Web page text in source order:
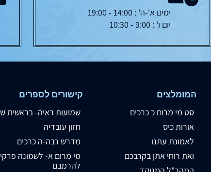
ימים א'-ה' : 14:00 - 19:00
יום ו' : 9:00 - 10:30
המומלצים
סט מי מרום כ כרכים
אורות כיס
לאמונת עתנו
ואת רוחי אתן בקרבכם
קישורים לספרים
שמועות ראיה- בראשית
חזון עובדיה
מדרש רבה-ה כרכים
מי מרום א- לשמונה
להרמבם